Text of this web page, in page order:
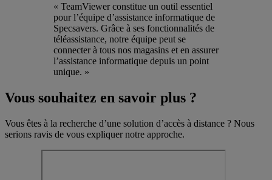
« TeamViewer constitue un outil essentiel
pour l’équipe d’assistance informatique de
Specsavers. Grâce à ses fonctionnalités de
téléassistance, notre équipe peut se
connecter à tous nos magasins et en assurer
l’assistance informatique depuis un point
unique. »
Vous souhaitez en savoir plus ?
Vous êtes à la recherche d’une solution d’accès à distance ? Nous
serions ravis de vous expliquer notre approche.